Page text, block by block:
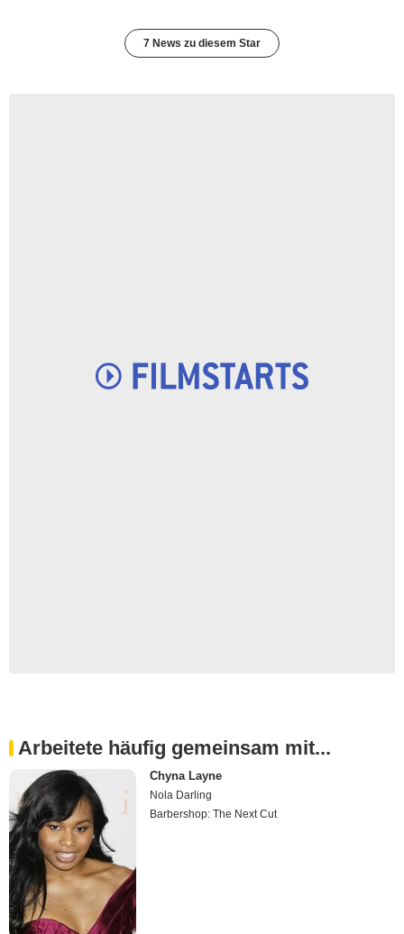
7 News zu diesem Star
Arbeitete häufig gemeinsam mit...
Chyna Layne
Nola Darling
Barbershop: The Next Cut